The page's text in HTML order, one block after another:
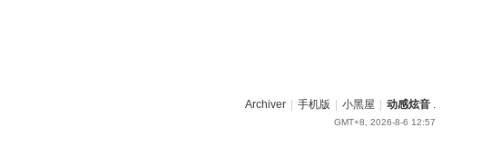
Archiver 手机版 小黑屋 动感炫音 .
GMT+8, 2026-8-6 12:57